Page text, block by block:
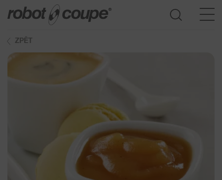
ZPĚT
Přístup do průvodce výběrem